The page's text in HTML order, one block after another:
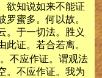
欲知说如来不能证
蜜多。何以故。
。于一切法。胜义
证。若合若离。
不应作证。谓观法
。不应作证。我为